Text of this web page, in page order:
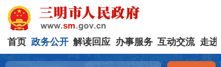
首页 政务公开 解读回应 办事服务 互动交流 走进